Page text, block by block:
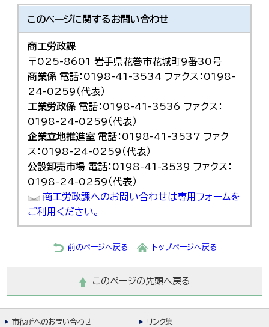
このページに関するお問い合わせ
商工労政課
〒025-8601 岩手県花巻市花城町9番30号
商業係 電話：0198-41-3534 ファクス：0198-
24-0259（代表）
工業労政係 電話：0198-41-3536 ファクス：
0198-24-0259（代表）
企業立地推進室 電話：0198-41-3537 ファク
ス：0198-24-0259（代表）
公設卸売市場 電話：0198-41-3539 ファクス：
0198-24-0259（代表）
商工労政課へのお問い合わせは専用フォームを
ご利用ください。
前のページへ戻る トップページへ戻る
このページの先頭へ戻る
市役所へのお問い合わせ リンク集